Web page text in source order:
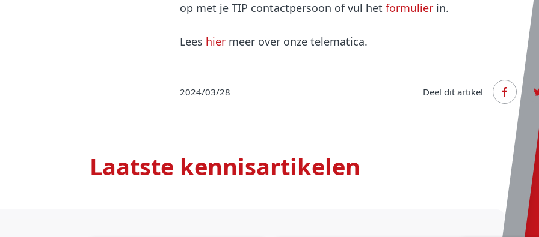
op met je TIP contactpersoon of vul het formulierin.
Lees hiermeer over onze telematica.
2024/03/28 Deel dit artikel
Laatste kennisartikelen